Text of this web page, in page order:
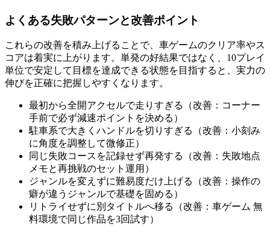
よくある失敗パターンと改善ポイント
これらの改善を積み上げることで、車ゲームのクリア率やス
コアは着実に上がります。単発の好結果ではなく、10プレイ
単位で安定して目標を達成できる状態を目指すると、実力の
伸びを正確に把握しやすくなります。
最初から全開アクセルで走りすぎる（改善：コーナー
手前で必ず減速ポイントを決める）
駐車系で大きくハンドルを切りすぎる（改善：小刻み
に角度を調整して微修正）
同じ失敗コースを記録せず再発する（改善：失敗地点
メモと再挑戦のセット運用）
ジャンルを変えずに難易度だけ上げる（改善：操作の
癖が違うジャンルで基礎を固める）
リトライせずに別タイトルへ移る（改善：車ゲーム 無
料環境で同じ作品を3回試す）